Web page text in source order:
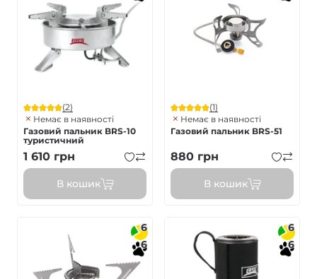
(2)
Немає в наявності
Газовий пальник BRS-10
туристичний
1 610 грн
В кошик
(1)
Немає в наявності
Газовий пальник BRS-51
880 грн
В кошик
6
6
6
6